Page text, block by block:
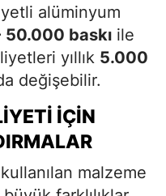
alüminyum
baskı ile
yıllık 5.000
değişebilir.
İÇIN
malzeme